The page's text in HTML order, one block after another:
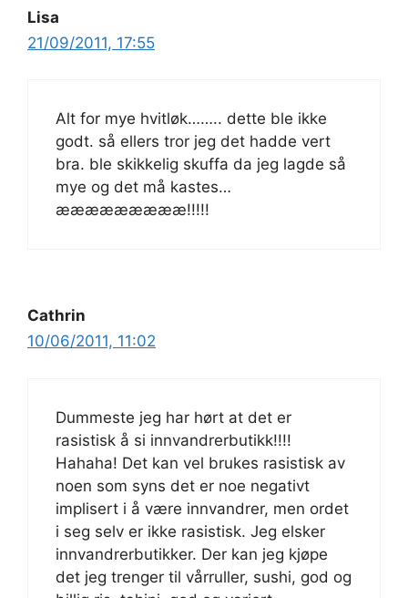
Lisa
21/09/2011, 17:55
Alt for mye hvitløk…….. dette ble ikke
godt. så ellers tror jeg det hadde vert
bra. ble skikkelig skuffa da jeg lagde så
mye og det må kastes…
æææææææææ!!!!!
Cathrin
10/06/2011, 11:02
Dummeste jeg har hørt at det er
rasistisk å si innvandrerbutikk!!!!
Hahaha! Det kan vel brukes rasistisk av
noen som syns det er noe negativt
implisert i å være innvandrer, men ordet
i seg selv er ikke rasistisk. Jeg elsker
innvandrerbutikker. Der kan jeg kjøpe
det jeg trenger til vårruller, sushi, god og